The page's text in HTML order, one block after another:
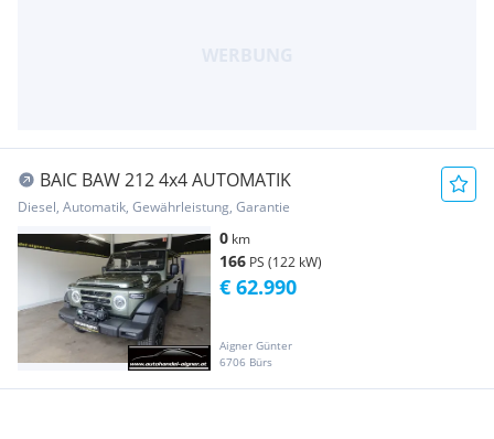
BAIC BAW 212 4x4 AUTOMATIK
Diesel, Automatik, Gewährleistung, Garantie
0 km
166 PS (122 kW)
Aigner Günter
6706 Bürs
€ 62.990